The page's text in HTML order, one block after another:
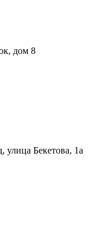
дом 8
Бекетова, 1а